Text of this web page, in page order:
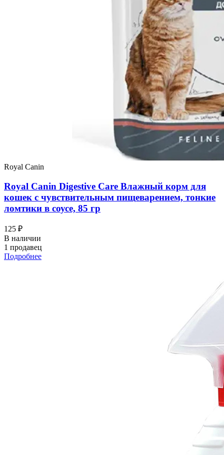
Royal Canin
Royal Canin Digestive Care Влажный корм для
кошек с чувствительным пищеварением, тонкие
ломтики в соусе, 85 гр
125 ₽
В наличии
1 продавец
Подробнее